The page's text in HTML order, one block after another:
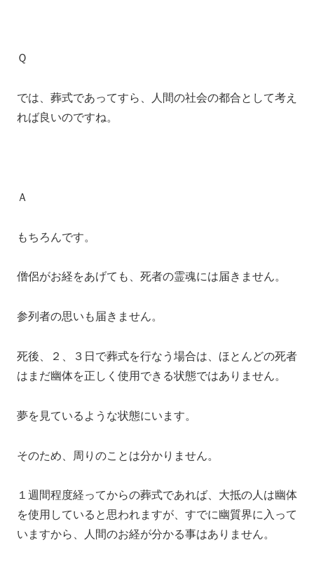
Ｑ
では、葬式であってすら、人間の社会の都合として考え
れば良いのですね。
Ａ
もちろんです。
僧侶がお経をあげても、死者の霊魂には届きません。
参列者の思いも届きません。
死後、２、３日で葬式を行なう場合は、ほとんどの死者
はまだ幽体を正しく使用できる状態ではありません。
夢を見ているような状態にいます。
そのため、周りのことは分かりません。
１週間程度経ってからの葬式であれば、大抵の人は幽体
を使用していると思われますが、すでに幽質界に入って
いますから、人間のお経が分かる事はありません。